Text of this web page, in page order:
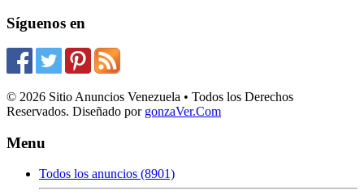
Síguenos en
© 2026 Sitio Anuncios Venezuela • Todos los Derechos
Reservados. Diseñado por gonzaVer.Com
Menu
Todos los anuncios (8901)